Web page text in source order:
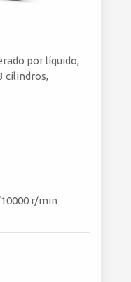
por líquido,
cilindros,
10000 r/min